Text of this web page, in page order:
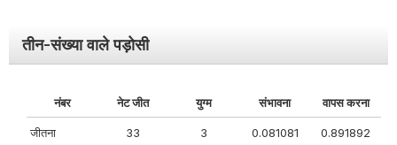
तीन-संख्या वाले पड़ोसी
नंबर नेट जीत युग्म संभावना वापस करना
जीतना 33 3 0.081081 0.891892